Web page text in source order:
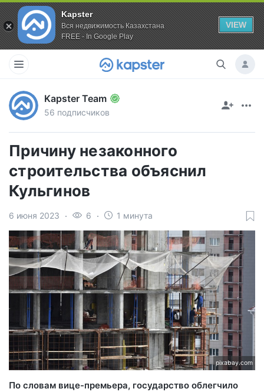
Kapster
Вся недвижимость Казахстана
FREE - In Google Play
VIEW
Kapster Team
56 подписчиков
Причину незаконного
строительства объяснил
Кульгинов
6 июня 2023 6 1 минута
pixabay.com
По словам вице-премьера, государство облегчило